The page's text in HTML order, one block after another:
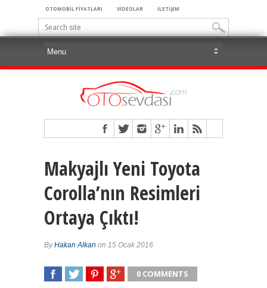
OTOMOBİL FİYATLARI VİDEOLAR İLETİŞİM
Makyajlı Yeni Toyota
Corolla’nın Resimleri
Ortaya Çıktı!
ByHakan Alkan on 15 Ocak 2016
0 COMMENTS